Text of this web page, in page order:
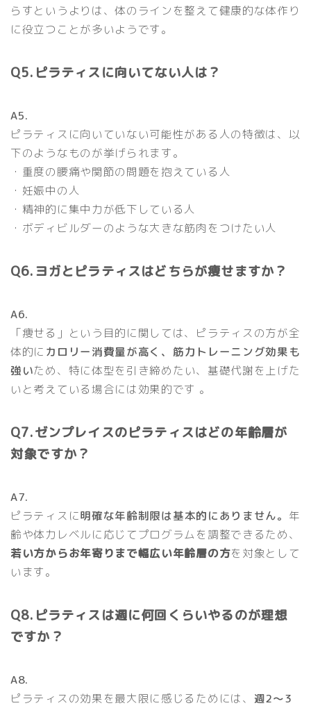
らすというよりは、体のラインを整えて健康的な体作り
に役立つことが多いようです。
Q5.ピラティスに向いてない人は？
A5.
ピラティスに向いていない可能性がある人の特徴は、以
下のようなものが挙げられます。
・重度の腰痛や関節の問題を抱えている人
・妊娠中の人
・精神的に集中力が低下している人
・ボディビルダーのような大きな筋肉をつけたい人
Q6.ヨガとピラティスはどちらが痩せますか？
A6.
「痩せる」という目的に関しては、ピラティスの方が全
体的に カロリー消費量が高く、筋力トレーニング効果も
強いため、特に体型を引き締めたい、基礎代謝を上げた
いと考えている場合には効果的です 。
Q7.ゼンプレイスのピラティスはどの年齢層が
対象ですか？
A7.
ピラティスに明確な年齢制限は基本的にありません。 年
齢や体力レベルに応じてプログラムを調整できるため、
若い方からお年寄りまで幅広い年齢層の方を対象として
います。
Q8.ピラティスは週に何回くらいやるのが理想
ですか？
A8.
ピラティスの効果を最大限に感じるためには、 週2〜3